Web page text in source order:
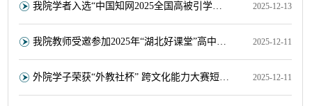
我院学者入选“中国知网2025全国高被引学者TOP1%”名单 2025-12-13
我院教师受邀参加2025年“湖北好课堂”高中英语研讨活动 2025-12-11
外院学子荣获“外教社杯” 跨文化能力大赛短视频赛道全国二等奖 2025-12-11